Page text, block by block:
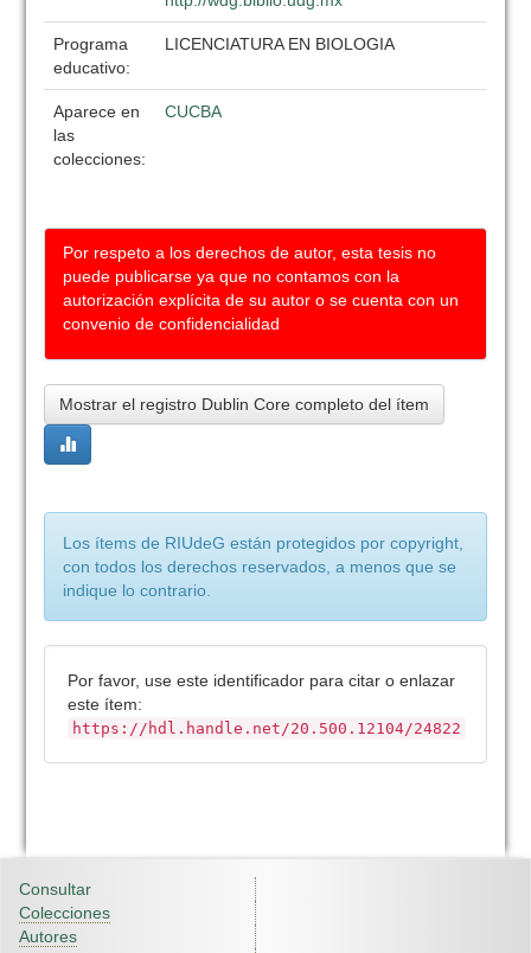
Programa
educativo:
LICENCIATURA EN BIOLOGIA
Aparece en
las
colecciones:
CUCBA
Por respeto a los derechos de autor, esta tesis no
puede publicarse ya que no contamos con la
autorización explícita de su autor o se cuenta con un
convenio de confidencialidad
Mostrar el registro Dublin Core completo del ítem
Los ítems de RIUdeG están protegidos por copyright,
con todos los derechos reservados, a menos que se
indique lo contrario.
Por favor, use este identificador para citar o enlazar
este ítem:
https://hdl.handle.net/20.500.12104/24822
Consultar
Colecciones
Autores